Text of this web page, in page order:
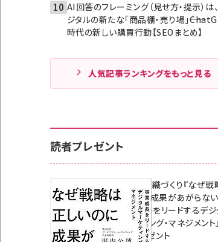
AI回答のフレーミング（見せ方・提示）は
ジタルの新たな「商品棚・売り場」
時代の新しい購買行動【SEOまとめ】
人気記事ランキングをもっと見る
読者プレゼント
成果を生む組織づくり『なぜ戦
は正しいのに成果があがらな
か？ 事業成長をリードするデジ
ルマーケティング・マネジメント
3名様にプレゼント